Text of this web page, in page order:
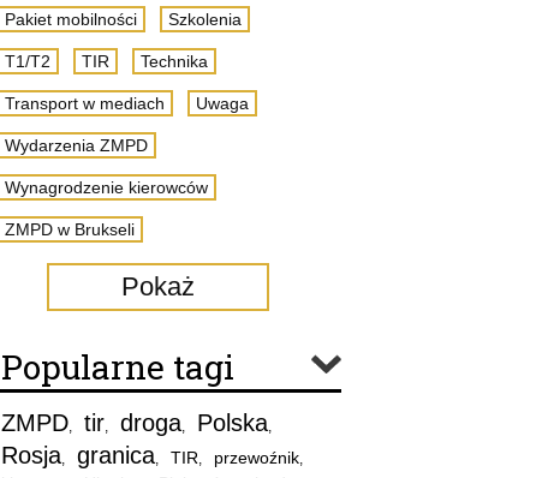
Pakiet mobilności Szkolenia
T1/T2 TIR Technika
Transport w mediach Uwaga
Wydarzenia ZMPD
Wynagrodzenie kierowców
ZMPD w Brukseli
Pokaż
Popularne tagi
ZMPD, tir, droga, Polska,
Rosja, granica, TIR, przewoźnik,